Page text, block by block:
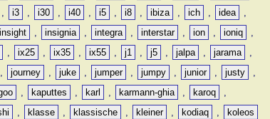
, i3 , i30 , i40 , i5 , i8 , ibiza , ich , idea
,
insight , insignia , integra , interstar , ion , ioniq
,
, ix25 , ix35 , ix55 , j1 , j5 , jalpa , jarama
,
, journey , juke , jumper , jumpy , junior , justy
,
, kaputtes , karl , karmann-ghia , karoq
,
, klasse , klassische , kleiner , kodiaq ,
koleos